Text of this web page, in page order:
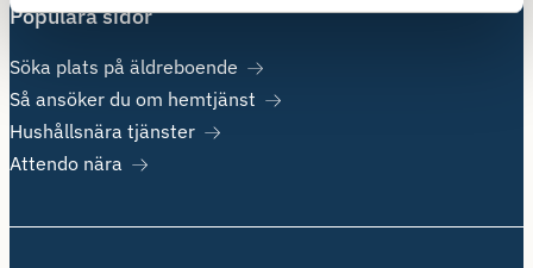
Populära sidor
Söka plats på äldreboende
Så ansöker du om hemtjänst
Hushållsnära tjänster
Attendo nära